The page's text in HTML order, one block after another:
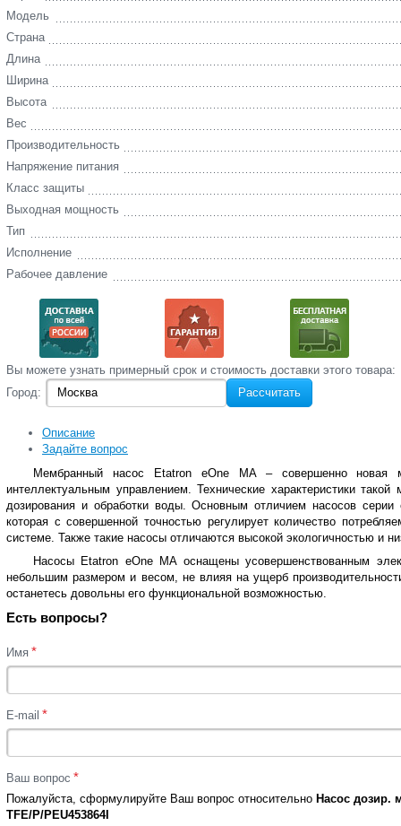
Модель
Страна
Длина
Ширина
Высота
Вес
Производительность
Напряжение питания
Класс защиты
Выходная мощность
Тип
Исполнение
Рабочее давление
Вы‌ можете‌ узнать‌ примерный срок и стоимость‌ доставки этого товара:
Город:
Рассчитать
Описание
Задайте вопрос
Мембранный насос Etatron eOne MA – совершенно новая
интеллектуальным управлением. Технические характеристики
дозирования и обработки воды. Основным отличием насосов серии
которая с совершенной точностью регулирует количество
системе. Также такие насосы отличаются высокой экологичностью и
Насосы Etatron eOne MA оснащены усовершенствованным
небольшим размером и весом, не влияя на ущерб
останетесь довольны его функциональной возможностью.
Есть вопросы?
Имя *
E-mail *
Ваш вопрос *
Пожалуйста, сформулируйте Ваш вопрос относительно Насос дозир.
TFE/P/PEU453864I